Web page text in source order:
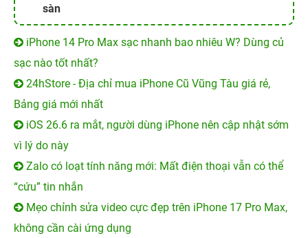
sàn
iPhone 14 Pro Max sạc nhanh bao nhiêu W? Dùng củ
sạc nào tốt nhất?
24hStore - Địa chỉ mua iPhone Cũ Vũng Tàu giá rẻ,
Bảng giá mới nhất
iOS 26.6 ra mắt, người dùng iPhone nên cập nhật sớm
vì lý do này
Zalo có loạt tính năng mới: Mất điện thoại vẫn có thể
“cứu” tin nhắn
Mẹo chỉnh sửa video cực đẹp trên iPhone 17 Pro Max,
không cần cài ứng dụng